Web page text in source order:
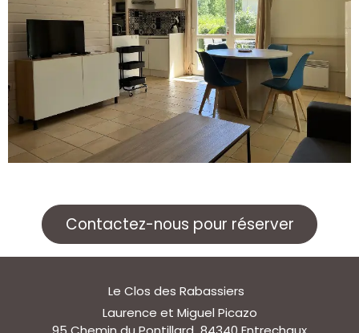
Contactez-nous pour réserver
Le Clos des Rabassiers
Laurence et Miguel Picazo